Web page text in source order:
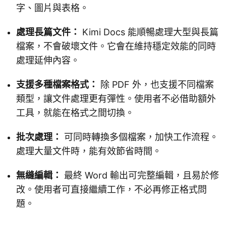
字、圖片與表格。
處理長篇文件：
Kimi Docs 能順暢處理大型與長篇
檔案，不會破壞文件。它會在維持穩定效能的同時
處理延伸內容。
支援多種檔案格式：
除 PDF 外，也支援不同檔案
類型，讓文件處理更有彈性。使用者不必借助額外
工具，就能在格式之間切換。
批次處理：
可同時轉換多個檔案，加快工作流程。
處理大量文件時，能有效節省時間。
無縫編輯：
最終 Word 輸出可完整編輯，且易於修
改。使用者可直接繼續工作，不必再修正格式問
題。